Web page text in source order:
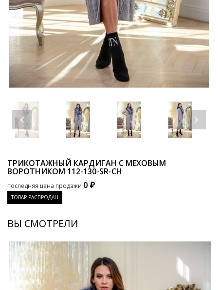
ТРИКОТАЖНЫЙ КАРДИГАН С МЕХОВЫМ
ВОРОТНИКОМ 112-130-SR-CH
последняя цена продажи 0 ₽
ТОВАР РАСПРОДАН
ВЫ СМОТРЕЛИ